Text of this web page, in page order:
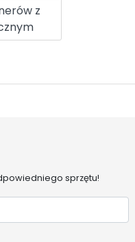
z
sprzętu!